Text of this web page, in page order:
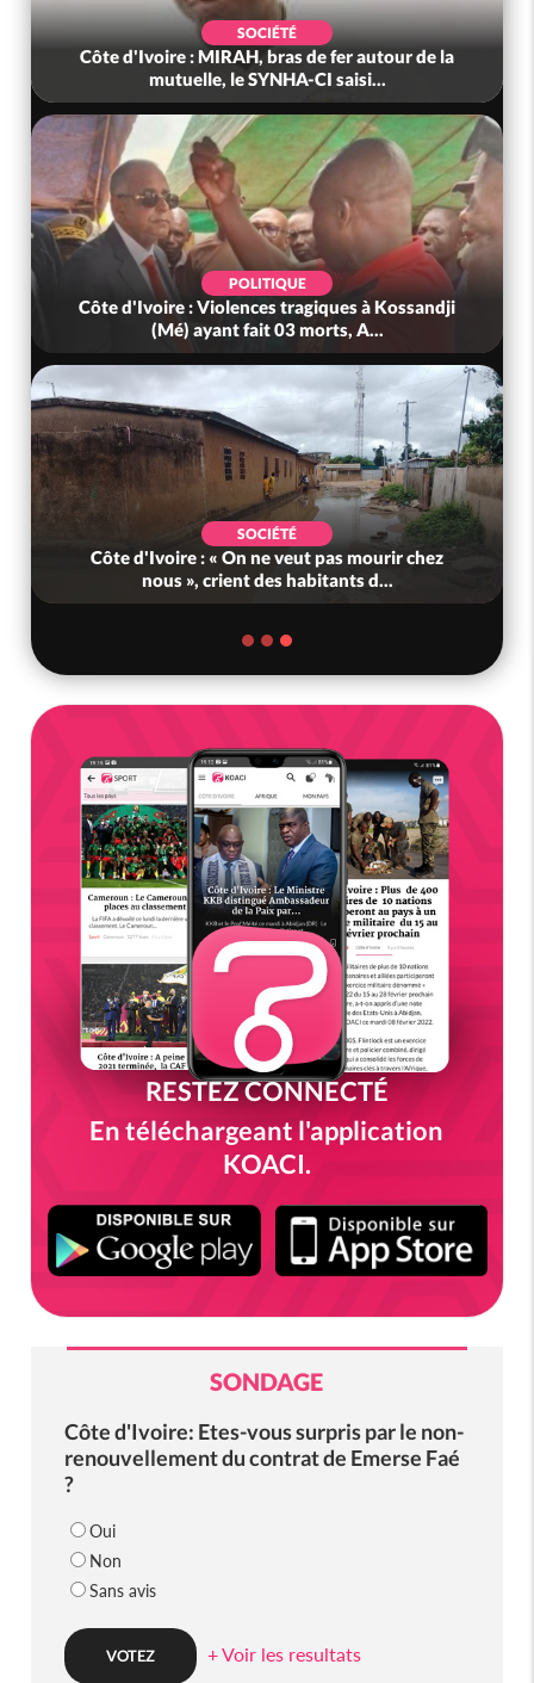
SOCIÉTÉ
Côte d'Ivoire : MIRAH, bras de fer autour de la
mutuelle, le SYNHA-CI saisi...
POLITIQUE
Côte d'Ivoire : Violences tragiques à Kossandji
(Mé) ayant fait 03 morts, A...
SOCIÉTÉ
Côte d'Ivoire : « On ne veut pas mourir chez
nous », crient des habitants d...
RESTEZ CONNECTÉ
En téléchargeant l'application
KOACI.
SONDAGE
Côte d'Ivoire: Etes-vous surpris par le non-
renouvellement du contrat de Emerse Faé
?
Oui
Non
Sans avis
+ Voir les resultats